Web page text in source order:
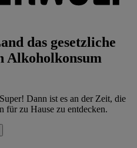
das gesetzliche
Alkoholkonsum
Dann ist es an der Zeit, die
für zu Hause zu entdecken.